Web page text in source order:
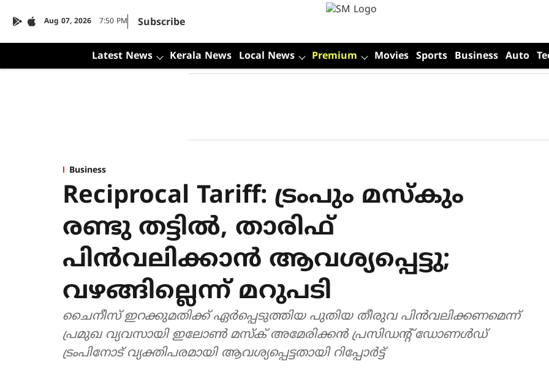
Aug 07, 2026 7:50 PM Subscribe
Latest News Kerala News Local News Premium Movies Sports Business Auto
Business
Reciprocal Tariff: ട്രംപും മസ്‌കും
രണ്ടു തട്ടില്‍, താരിഫ്
പിന്‍വലിക്കാന്‍ ആവശ്യപ്പെട്ടു;
വഴങ്ങില്ലെന്ന് മറുപടി
ചൈനീസ് ഇറക്കുമതിക്ക് ഏര്‍പ്പെടുത്തിയ പുതിയ തീരുവ പിന്‍വലിക്കണമെന്ന്
പ്രമുഖ വ്യവസായി ഇലോണ്‍ മസ്‌ക് അമേരിക്കന്‍ പ്രസിഡന്റ് ഡോണള്‍ഡ്
ട്രംപിനോട് വ്യക്തിപരമായി ആവശ്യപ്പെട്ടതായി റിപ്പോര്‍ട്ട്